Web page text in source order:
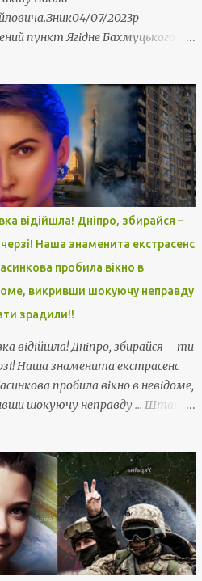
07/2023р
пункт Ягідне Бахмуцького р/
крається. Матуся просить
у пошуку. Прошу репосту.
Людмила
відійшла! Дніпро, збирайся –
Наша знаменита екстрасенс
пробила вікно в
викривши шокуючу неправду
зрадили!!
відійшла! Дніпро, збирайся – ти
Наша знаменита екстрасенс
пробила вікно в невідоме,
шокуючу неправду ... Штати